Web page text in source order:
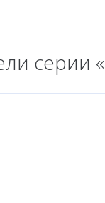
серии «